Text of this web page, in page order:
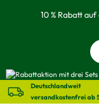
springen10 % Rabatt
Deutschlandweit
versandkostenfrei ab